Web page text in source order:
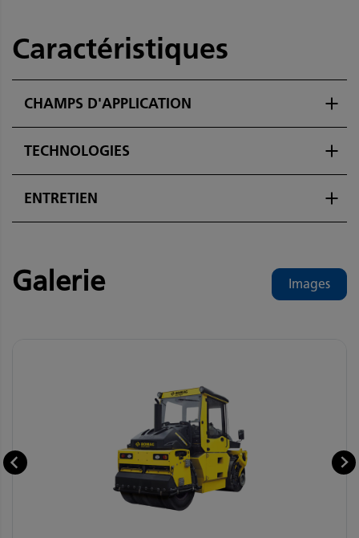
Caractéristiques
CHAMPS D'APPLICATION
TECHNOLOGIES
ENTRETIEN
Galerie Images